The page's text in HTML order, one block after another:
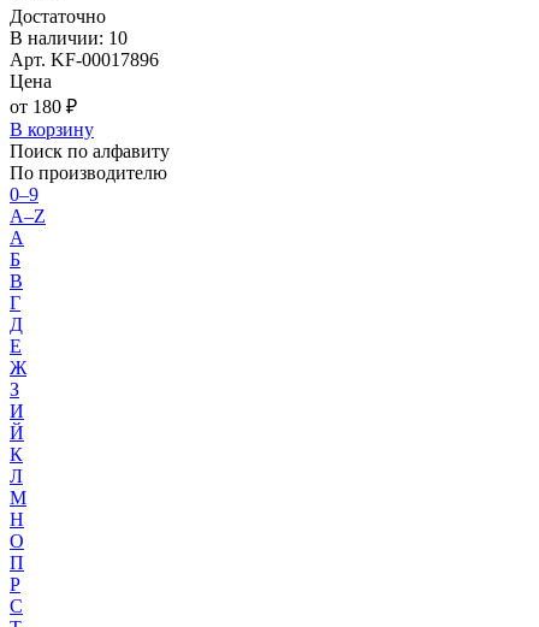
Достаточно
В наличии: 10
Арт. KF-00017896
Цена
от 180 ₽
В корзину
Поиск по алфавиту
По производителю
0–9
A–Z
А
Б
В
Г
Д
Е
Ж
З
И
Й
К
Л
М
Н
О
П
Р
С